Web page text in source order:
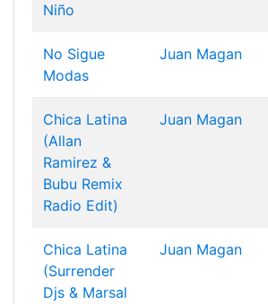
Niño
No Sigue
Modas
Juan Magan
Chica Latina
(Allan
Ramirez &
Bubu Remix
Radio Edit)
Juan Magan
Chica Latina
(Surrender
Djs & Marsal
Juan Magan